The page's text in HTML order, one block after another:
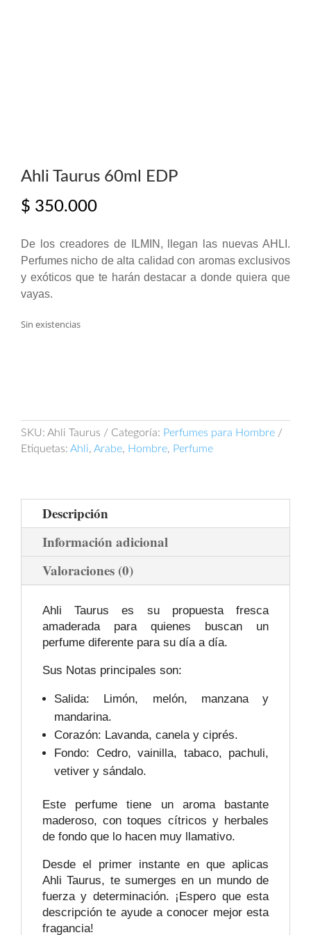
Ahli Taurus 60ml EDP
$ 350.000
De los creadores de ILMIN, llegan las nuevas AHLI.
Perfumes nicho de alta calidad con aromas exclusivos
y exóticos que te harán destacar a donde quiera que
vayas.
Sin existencias
SKU: Ahli Taurus Categoría: Perfumes para Hombre
Etiquetas: Ahli, Arabe, Hombre, Perfume
Descripción
Información adicional
Valoraciones (0)
Ahli Taurus es su propuesta fresca
amaderada para quienes buscan un
perfume diferente para su día a día.
Sus Notas principales son:
Salida: Limón, melón, manzana y
mandarina.
Corazón: Lavanda, canela y ciprés.
Fondo: Cedro, vainilla, tabaco, pachuli,
vetiver y sándalo.
Este perfume tiene un aroma bastante
maderoso, con toques cítricos y herbales
de fondo que lo hacen muy llamativo.
Desde el primer instante en que aplicas
Ahli Taurus, te sumerges en un mundo de
fuerza y determinación. ¡Espero que esta
descripción te ayude a conocer mejor esta
fragancia!